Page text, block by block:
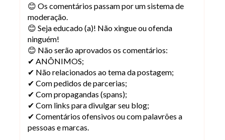
😊 Os comentários passam por um sistema de
moderação.
😊 Seja educado (a)! Não xingue ou ofenda
ninguém!
😊 Não serão aprovados os comentários:
✔ ANÔNIMOS;
✔ Não relacionados ao tema da postagem;
✔ Com pedidos de parcerias;
✔ Com propagandas (spans);
✔ Com links para divulgar seu blog;
✔ Comentários ofensivos ou com palavrões a
pessoas e marcas.